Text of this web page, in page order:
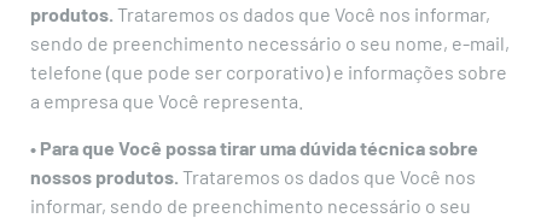
produtos. Trataremos os dados que Você nos informar,
sendo de preenchimento necessário o seu nome, e-mail,
telefone (que pode ser corporativo) e informações sobre
a empresa que Você representa.
• Para que Você possa tirar uma dúvida técnica sobre
nossos produtos. Trataremos os dados que Você nos
informar, sendo de preenchimento necessário o seu